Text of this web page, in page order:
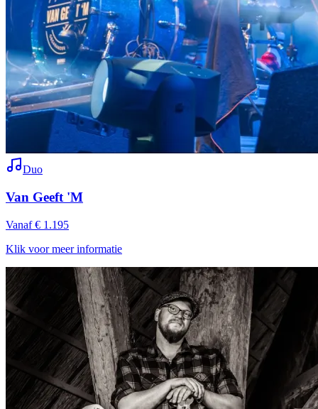
Duo
Van Geeft 'M
Vanaf € 1.195
Klik voor meer informatie